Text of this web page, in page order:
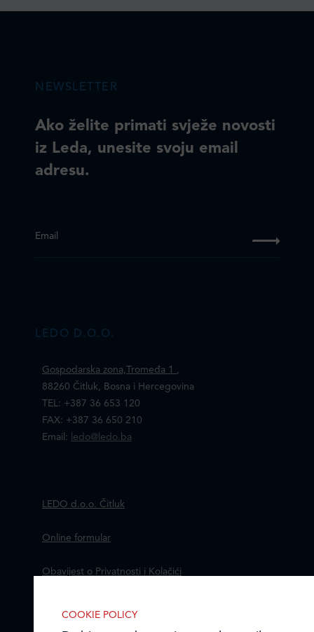
NEWSLETTER
Ako želite primati svježe novosti
iz Leda, unesite svoju email
adresu.
Email
LEDO D.O.O.
Gospodarska zona,Tromeđa 1 ,
88260 Čitluk, Bosna i Hercegovina
TEL: +387 36 653 120
FAX: +387 36 650 210
Email:
ledo@ledo.ba
LEDO d.o.o. Čitluk
Online formular
Obavijest o Privatnosti i Kolačići
COOKIE POLICY